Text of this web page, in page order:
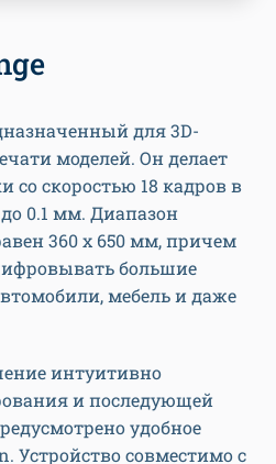
для 3D-
моделей. Он делает
скоростью 18 кадров в
0.1 мм. Диапазон
360 х 650 мм, причем
большие
мебель и даже
интуитивно
и последующей
удобное
Устройство совместимо с